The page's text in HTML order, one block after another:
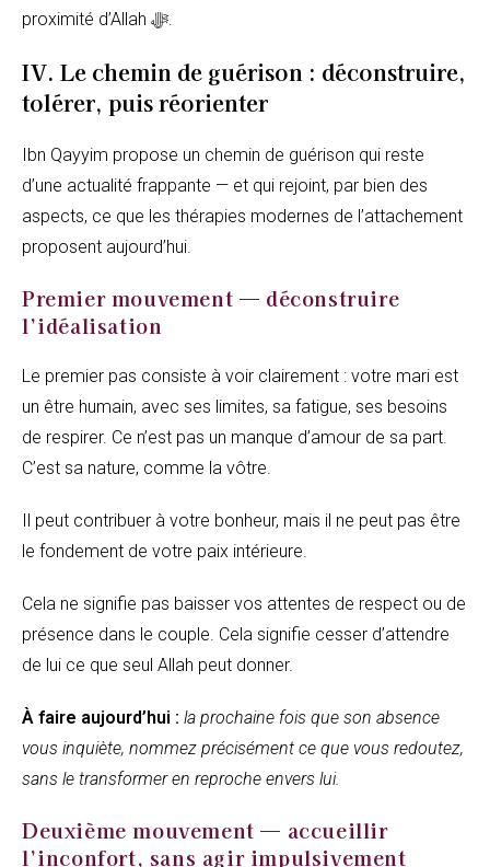
proximité d’Allah ﷻ.
IV. Le chemin de guérison : déconstruire,
tolérer, puis réorienter
Ibn Qayyim propose un chemin de guérison qui reste
d’une actualité frappante — et qui rejoint, par bien des
aspects, ce que les thérapies modernes de l’attachement
proposent aujourd’hui.
Premier mouvement — déconstruire
l’idéalisation
Le premier pas consiste à voir clairement : votre mari est
un être humain, avec ses limites, sa fatigue, ses besoins
de respirer. Ce n’est pas un manque d’amour de sa part.
C’est sa nature, comme la vôtre.
Il peut contribuer à votre bonheur, mais il ne peut pas être
le fondement de votre paix intérieure.
Cela ne signifie pas baisser vos attentes de respect ou de
présence dans le couple. Cela signifie cesser d’attendre
de lui ce que seul Allah peut donner.
À faire aujourd’hui : la prochaine fois que son absence
vous inquiète, nommez précisément ce que vous redoutez,
sans le transformer en reproche envers lui.
Deuxième mouvement — accueillir
l’inconfort, sans agir impulsivement